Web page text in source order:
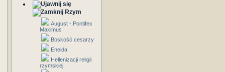
Rzym
August - Pontifex
Maximus
Boskość cesarzy
Eneida
Hellenizacji religii
rzymskiej